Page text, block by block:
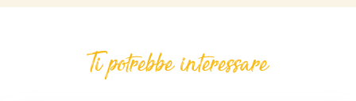
Ti potrebbe interessare